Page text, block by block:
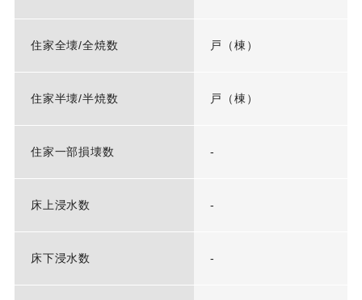
住家全壊/全焼数 戸（棟）
住家半壊/半焼数 戸（棟）
住家一部損壊数 -
床上浸水数 -
床下浸水数 -